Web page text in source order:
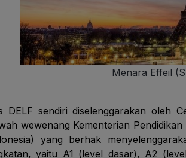
Menara Effeil
DELF sendiri diselenggarakan oleh
wewenang Kementerian
yang berhak
yaitu A1 (level dasar), A2